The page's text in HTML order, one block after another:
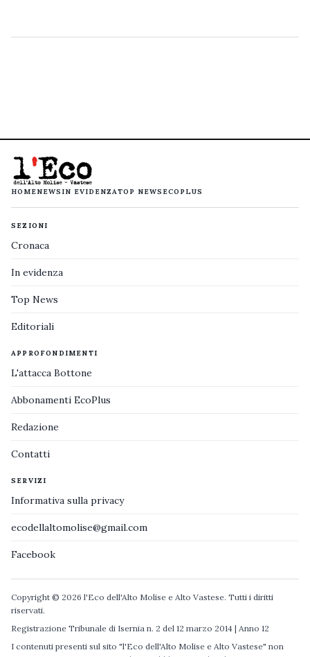
HOMENEWS IN EVIDENZATOP NEWS ECOPLUS
SEZIONI
Cronaca
In evidenza
Top News
Editoriali
APPROFONDIMENTI
L'attacca Bottone
Abbonamenti EcoPlus
Redazione
Contatti
SERVIZI
Informativa sulla privacy
ecodellaltomolise@gmail.com
Facebook
Copyright © 2026 l'Eco dell'Alto Molise e Alto Vastese. Tutti i diritti
riservati.
Registrazione Tribunale di Isernia n. 2 del 12 marzo 2014 | Anno 12
I contenuti presenti sul sito "l'Eco dell'Alto Molise e Alto Vastese" non